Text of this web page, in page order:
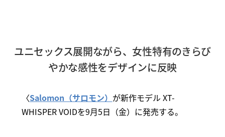
ユニセックス展開ながら、女性特有のきらび
やかな感性をデザインに反映
〈Salomon（サロモン） が新作モデル XT-
WHISPER VOIDを9月5日（金）に発売する。